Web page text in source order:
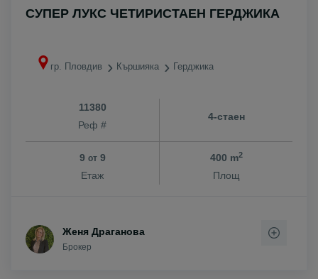
СУПЕР ЛУКС ЧЕТИРИСТАЕН ГЕРДЖИКА
гр. Пловдив Кършияка Герджика
11380
Реф #
4-стаен
9 от9
Етаж
400 m2
Площ
Женя Драганова
Брокер